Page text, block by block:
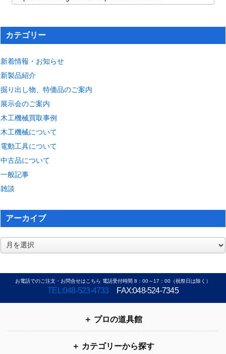
カテゴリー
新着情報・お知らせ
新製品紹介
掘り出し物、特価品のご案内
展示会のご案内
木工機械買取事例
木工機械について
電動工具について
中古品について
一般記事
雑談
アーカイブ
ア
ー
イ
お電話でのご注文・お問合せはこちら 電話受付時間 8：00～17：00（祝祭日は除く）
TEL:048-523-4733 FAX:048-524-7345
プロの道具館
カテゴリーから探す